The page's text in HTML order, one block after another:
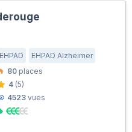
EHPAD
EHPAD Alzheimer
80 places
4 (5)
4523 vues